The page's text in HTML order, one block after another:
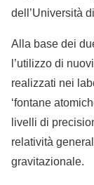
dell’Università
Alla base dei
l’utilizzo di
realizzati nei
‘fontane
livelli di
relatività
gravitazionale.